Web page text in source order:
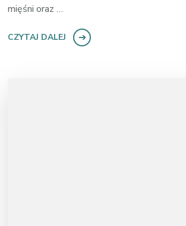
mięśni oraz …
CZYTAJ DALEJ